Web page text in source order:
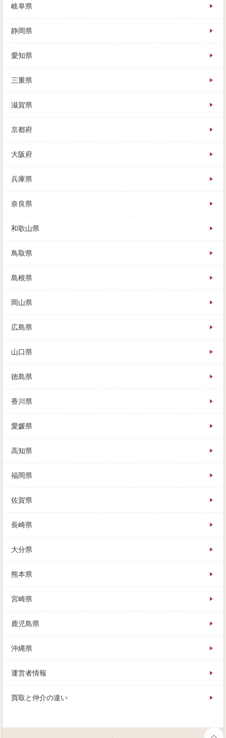
岐阜県
静岡県
愛知県
三重県
滋賀県
京都府
大阪府
兵庫県
奈良県
和歌山県
鳥取県
島根県
岡山県
広島県
山口県
徳島県
香川県
愛媛県
高知県
福岡県
佐賀県
長崎県
大分県
熊本県
宮崎県
鹿児島県
沖縄県
運営者情報
買取と仲介の違い